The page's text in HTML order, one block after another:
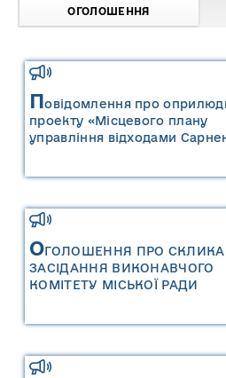
ОГОЛОШЕННЯ
Повідомлення про
проекту «Місцевого плану
управління відходами
міської територіальної
управління відходами
міської територіальної
ОГОЛОШЕННЯ ПРО
ЗАСІДАННЯ ВИКОНАВЧОГО
КОМІТЕТУ МІСЬКОЇ РАДИ